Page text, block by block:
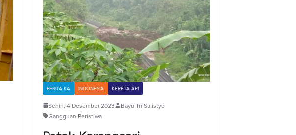
BERITA KA INDONESIA KERETA API
Senin, 4 Desember 2023
Bayu Tri Sulistyo
Gangguan,Peristiwa